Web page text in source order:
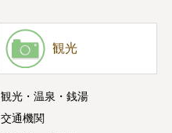
観光
観光・温泉・銭湯
交通機関